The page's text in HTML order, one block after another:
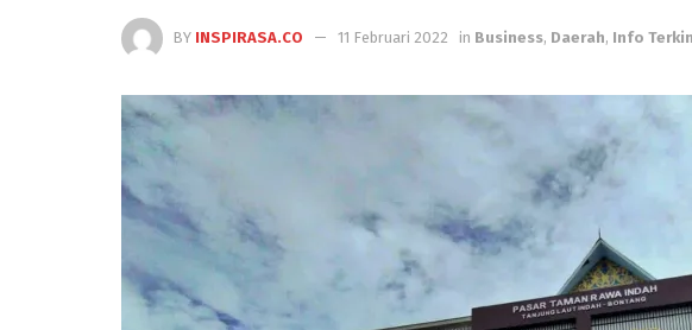
BY INSPIRASA.CO 11 Februari 2022 in Business, Daerah, Info